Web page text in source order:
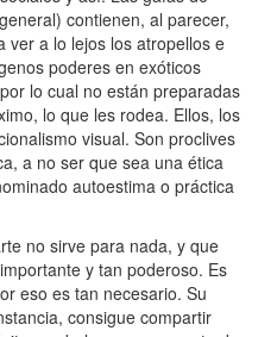
contienen, al parecer,
ver a lo lejos los atropellos e
poderes en exóticos
lo cual no están preparadas
lo que les rodea. Ellos, los
visual. Son proclives
a no ser que sea una ética
autoestima o práctica
no sirve para nada, y que
y tan poderoso. Es
eso es tan necesario. Su
consigue compartir